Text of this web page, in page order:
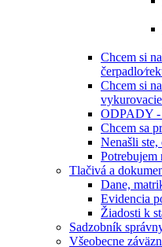
Chcem si
Chcem si
ODPADY -
Chcem sa
Nenašli
Potrebujem
Tlačivá a
Dane,
Evidencia
Žiadosti k
Sadzobník
Všeobecne